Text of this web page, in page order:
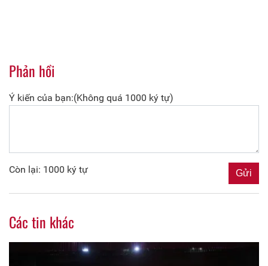
Phản hồi
Ý kiến của bạn:(Không quá 1000 ký tự)
Còn lại: 1000 ký tự
Các tin khác